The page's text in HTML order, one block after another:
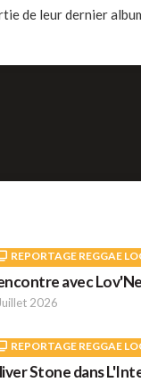
de leur dernier
REPORTAGE REGGAE
avec
2026
REPORTAGE REGGAE
Stone dans